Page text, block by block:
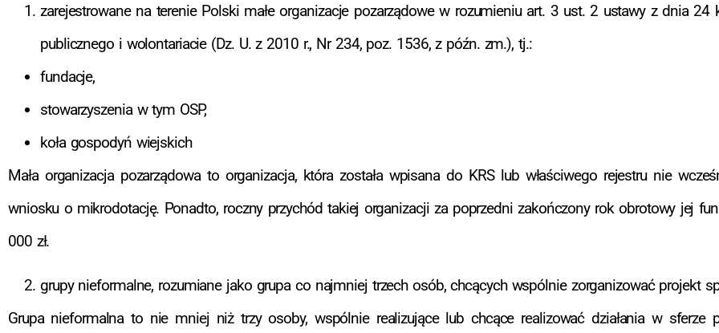
zarejestrowane na terenie Polski małe organizacje pozarządowe w rozumieniu art. 3 ust. 2 ustawy z dnia 24
publicznego i wolontariacie (Dz. U. z 2010 r., Nr 234, poz. 1536, z późn. zm.), tj.:
fundacje,
stowarzyszenia w tym OSP,
koła gospodyń wiejskich
Mała organizacja pozarządowa to organizacja, która została wpisana do KRS lub właściwego rejestru nie
wniosku o mikrodotację. Ponadto, roczny przychód takiej organizacji za poprzedni zakończony rok obrotowy jej
000 zł.
grupy nieformalne, rozumiane jako grupa co najmniej trzech osób, chcących wspólnie zorganizować projekt
Grupa nieformalna to nie mniej niż trzy osoby, wspólnie realizujące lub chcące realizować działania w sferze